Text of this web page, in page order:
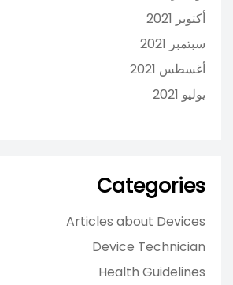
أكتوبر 2021
سبتمبر 2021
أغسطس 2021
يوليو 2021
Categories
Articles about Devices
Device Technician
Health Guidelines